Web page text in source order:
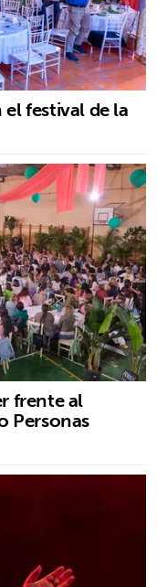
festival de la
frente al
Personas